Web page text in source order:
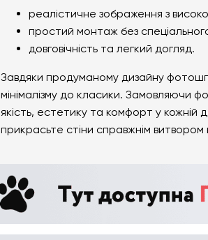
реалістичне зображення з
простий монтаж без
довговічність та легкий догляд.
Завдяки продуманому дизайну
мінімалізму до класики. Замовляючи
якість, естетику та комфорт у
прикрасьте стіни справжнім